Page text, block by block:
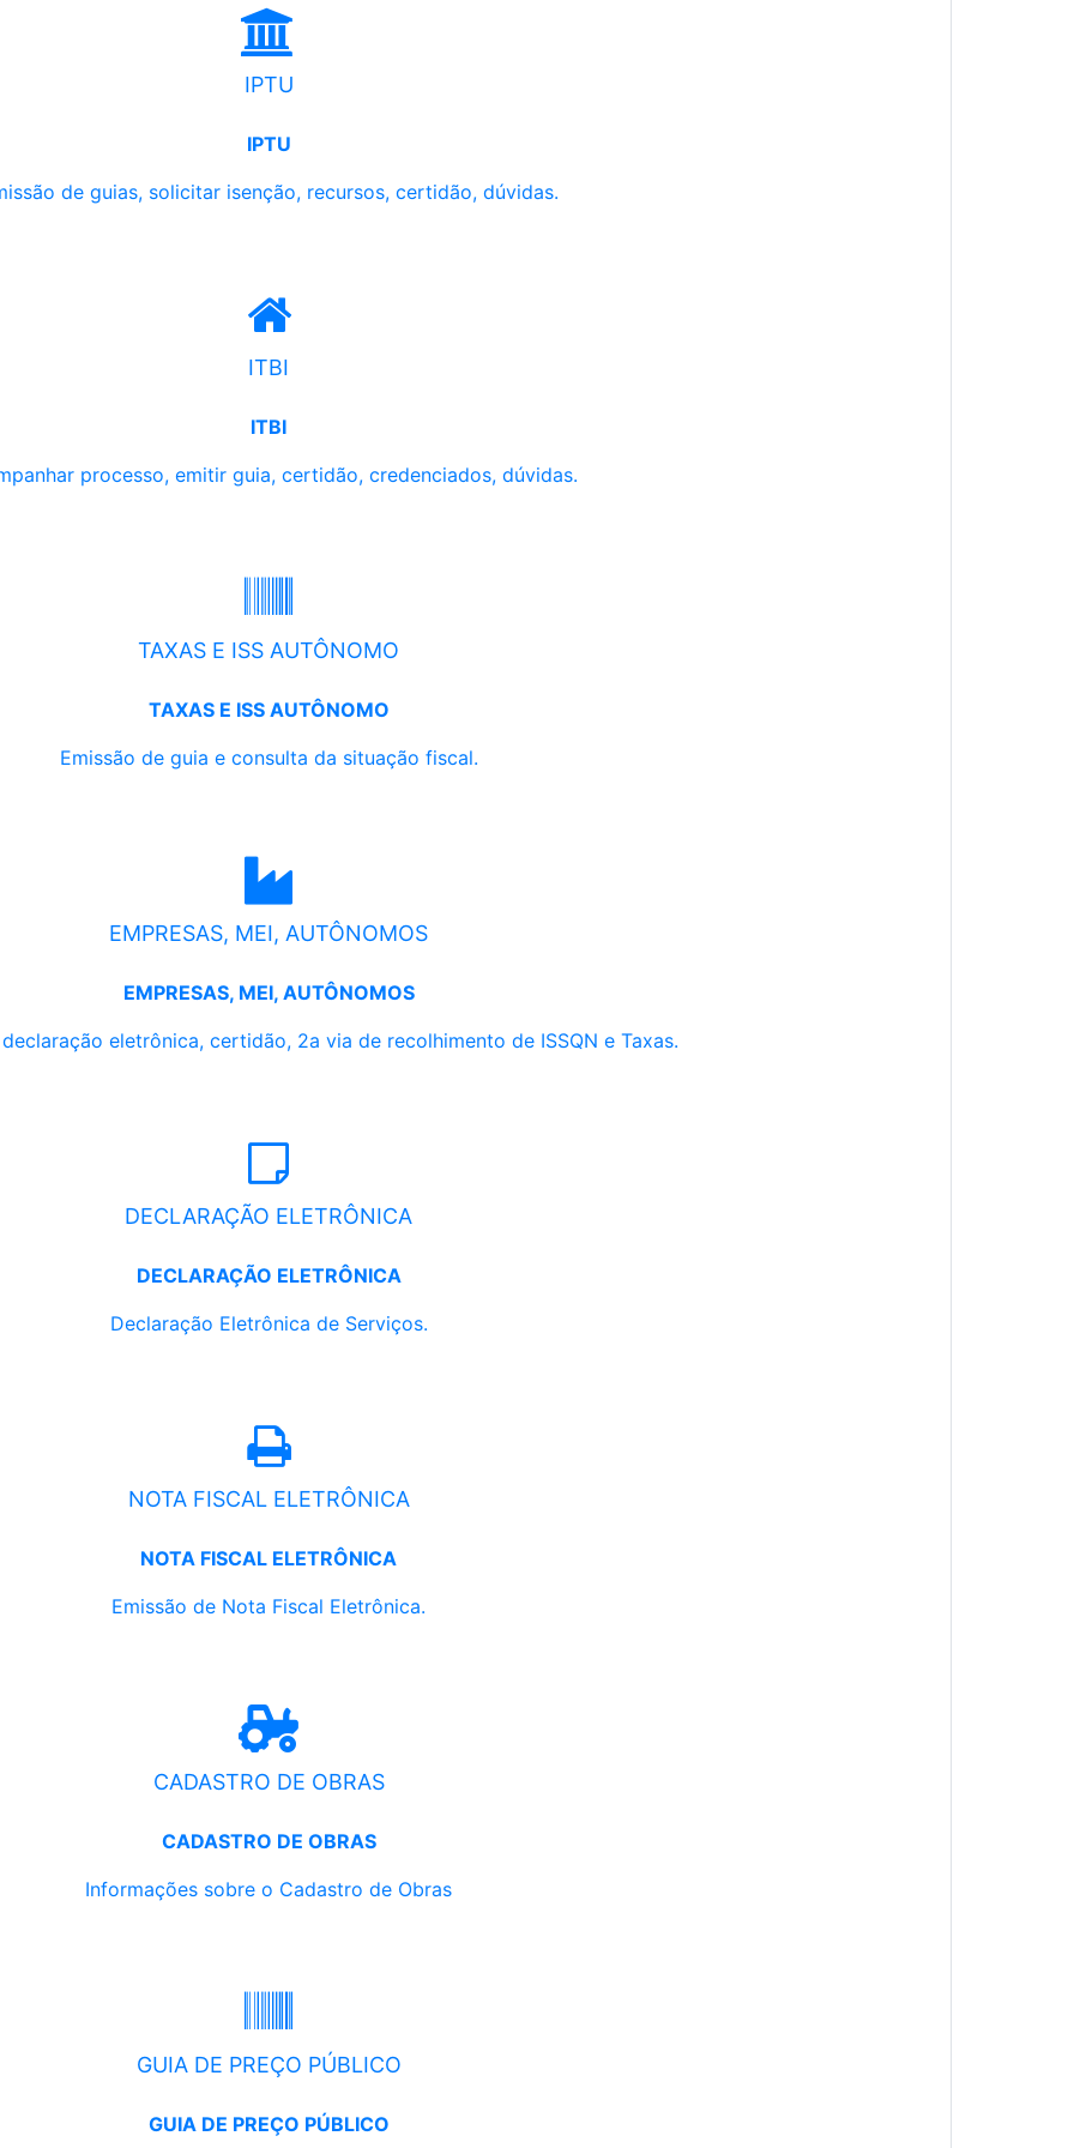
IPTU
IPTU
de guias, solicitar isenção, recursos, certidão, dúvidas.
ITBI
ITBI
processo, emitir guia, certidão, credenciados, dúvidas.
TAXAS E ISS AUTÔNOMO
TAXAS E ISS AUTÔNOMO
Emissão de guia e consulta da situação fiscal.
EMPRESAS, MEI, AUTÔNOMOS
EMPRESAS, MEI, AUTÔNOMOS
eletrônica, certidão, 2a via de recolhimento de ISSQN e Taxas.
DECLARAÇÃO ELETRÔNICA
DECLARAÇÃO ELETRÔNICA
Declaração Eletrônica de Serviços.
NOTA FISCAL ELETRÔNICA
NOTA FISCAL ELETRÔNICA
Emissão de Nota Fiscal Eletrônica.
CADASTRO DE OBRAS
CADASTRO DE OBRAS
Informações sobre o Cadastro de Obras
GUIA DE PREÇO PÚBLICO
GUIA DE PREÇO PÚBLICO